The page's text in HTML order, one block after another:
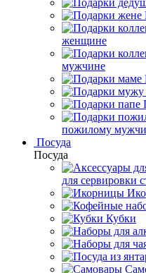
женщине
мужчине
пожилому
Посуда
Посуда
для сервировки
Кубки